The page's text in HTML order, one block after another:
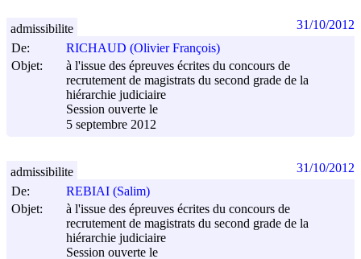
De:
RICHAUD (Olivier François)
Objet:
à l'issue des épreuves écrites du concours de
recrutement de magistrats du second grade de la
hiérarchie judiciaire
Session ouverte le
5 septembre 2012
admissibilite 31/10/2012
De:
REBIAI (Salim)
Objet:
à l'issue des épreuves écrites du concours de
recrutement de magistrats du second grade de la
hiérarchie judiciaire
Session ouverte le
admissibilite 31/10/2012